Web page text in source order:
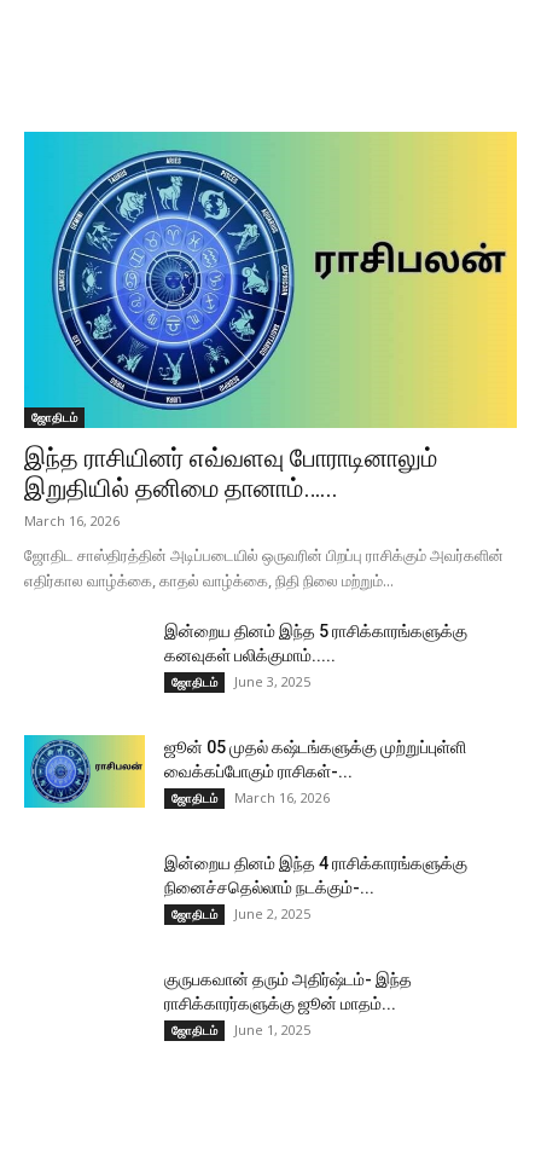
ஜோதிடம்
இந்த ராசியினர் எவ்வளவு போராடினாலும்
இறுதியில் தனிமை தானாம்…...
March 16, 2026
ஜோதிட சாஸ்திரத்தின் அடிப்படையில் ஒருவரின் பிறப்பு ராசிக்கும் அவர்களின்
எதிர்கால வாழ்க்கை, காதல் வாழ்க்கை, நிதி நிலை மற்றும்...
இன்றைய தினம் இந்த 5 ராசிக்காரங்களுக்கு
கனவுகள் பலிக்குமாம்.....
ஜோதிடம் June 3, 2025
ஜூன் 05 முதல் கஷ்டங்களுக்கு முற்றுப்புள்ளி
வைக்கப்போகும் ராசிகள்-...
ஜோதிடம் March 16, 2026
இன்றைய தினம் இந்த 4 ராசிக்காரங்களுக்கு
நினைச்சதெல்லாம் நடக்கும்-...
ஜோதிடம் June 2, 2025
குருபகவான் தரும் அதிர்ஷ்டம்- இந்த
ராசிக்காரர்களுக்கு ஜூன் மாதம்...
ஜோதிடம் June 1, 2025